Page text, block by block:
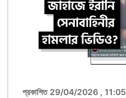
প্রকাশিত 29/04/2026 , 11:05